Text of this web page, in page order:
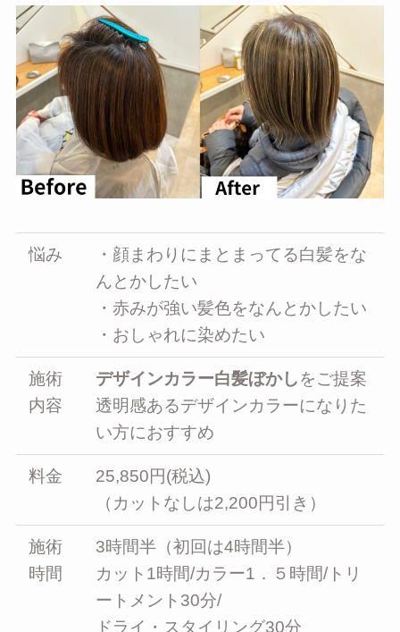
悩み
・顔まわりにまとまってる白髪をな
んとかしたい
・赤みが強い髪色をなんとかしたい
・おしゃれに染めたい
施術
内容
デザインカラー白髪ぼかしをご提案
透明感あるデザインカラーになりた
い方におすすめ
料金
25,850円(税込)
（カットなしは2,200円引き）
施術
時間
3時間半（初回は4時間半）
カット1時間/カラー1．５時間/トリ
ートメント30分/
ドライ・スタイリング30分